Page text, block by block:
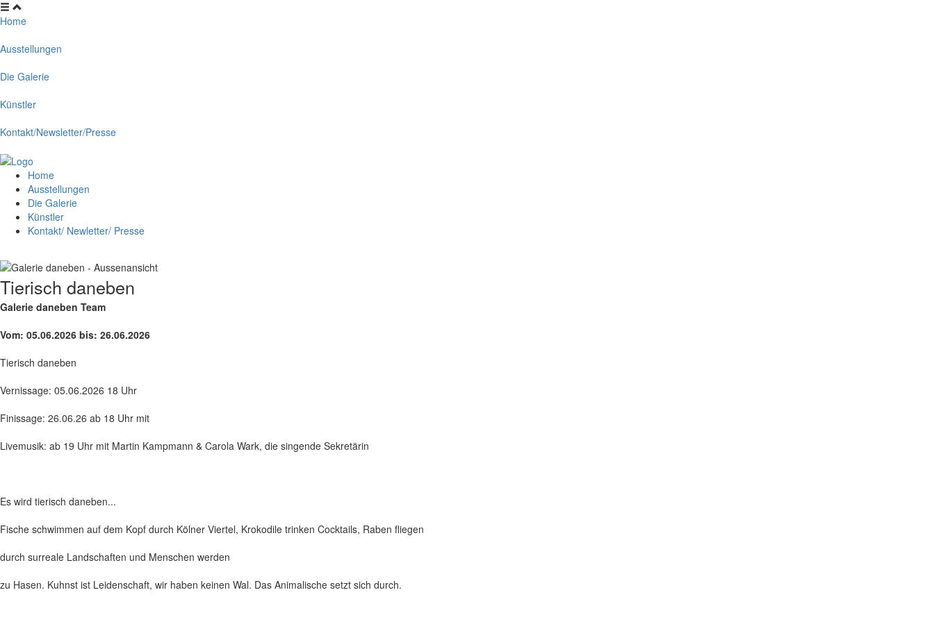
Home
Ausstellungen
Die Galerie
Künstler
Kontakt/Newsletter/Presse
Home
Ausstellungen
Die Galerie
Künstler
Kontakt/ Newletter/ Presse
Tierisch daneben
Galerie daneben Team
Vom: 05.06.2026 bis: 26.06.2026
Tierisch daneben
Vernissage: 05.06.2026 18 Uhr
Finissage: 26.06.26 ab 18 Uhr mit
Livemusik: ab 19 Uhr mit Martin Kampmann & Carola Wark, die singende Sekretärin
Es wird tierisch daneben...
Fische schwimmen auf dem Kopf durch Kölner Viertel, Krokodile trinken Cocktails, Raben fliegen
durch surreale Landschaften und Menschen werden
zu Hasen. Kuhnst ist Leidenschaft, wir haben keinen Wal. Das Animalische setzt sich durch.